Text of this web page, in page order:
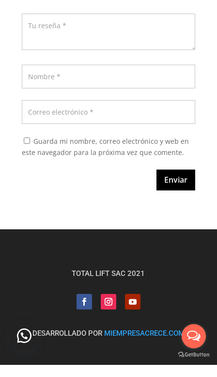
Guarda mi nombre, correo electrónico y web en
este navegador para la próxima vez que comente.
Enviar
TOTAL LIFT SAC 2021
DESARROLLADO POR MIEMPRESACRECE.COM